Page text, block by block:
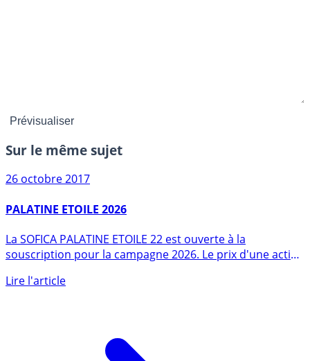
Sur le même sujet
26 octobre 2017
PALATINE ETOILE 2026
souscription pour la campagne 2026. Le prix d'une action